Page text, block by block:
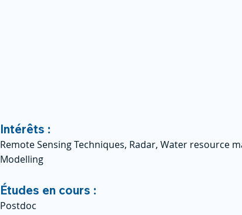
Intérêts :
Remote Sensing Techniques, Radar, Water resource
Modelling
Études en cours :
Postdoc